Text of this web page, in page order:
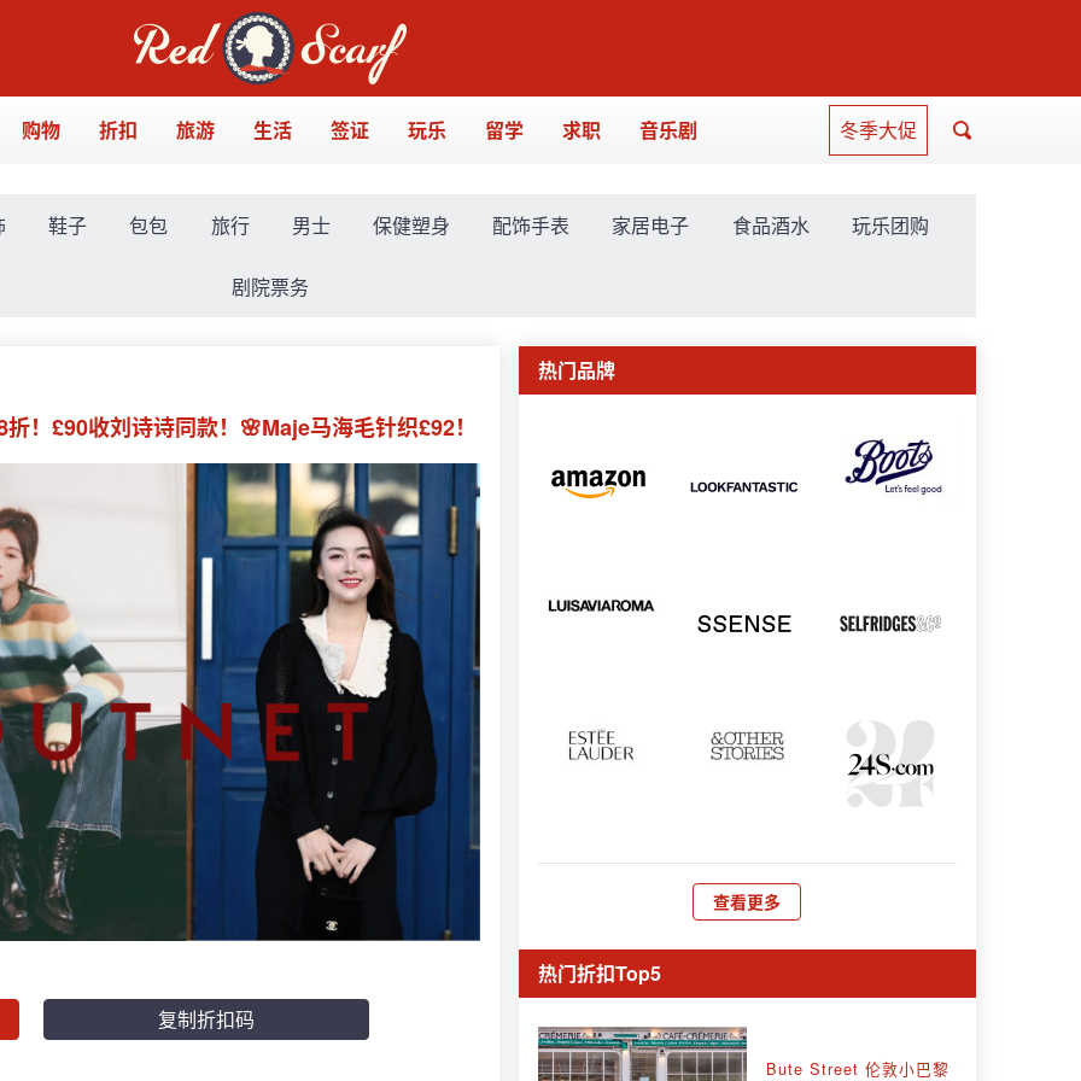
购物 折扣 旅游 生活 签证 玩乐 留学 求职 音乐剧 冬季大促
鞋子 包包 旅行 男士 保健塑身 配饰手表 家居电子 食品酒水 玩乐团购
剧院票务
！£90收刘诗诗同款！🌸Maje马海毛针织£92！
复制折扣码
热门品牌
查看更多
热门折扣Top5
Bute Street 伦敦小巴黎